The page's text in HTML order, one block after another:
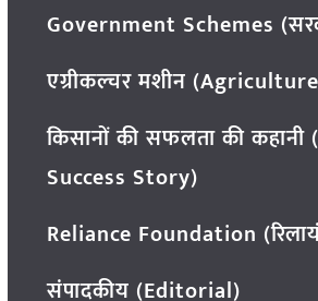
Government Schemes
एग्रीकल्चर मशीन
किसानों की सफलता की कहानी
Success Story)
Reliance Foundation
संपादकीय (Editorial)